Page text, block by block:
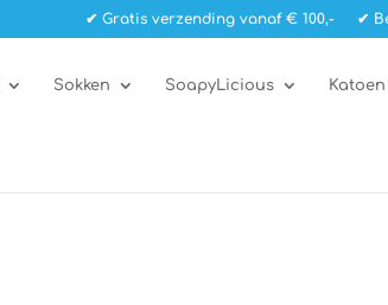
✔ Gratis verzending vanaf € 100,- ✔
Sokken SoapyLicious Katoen